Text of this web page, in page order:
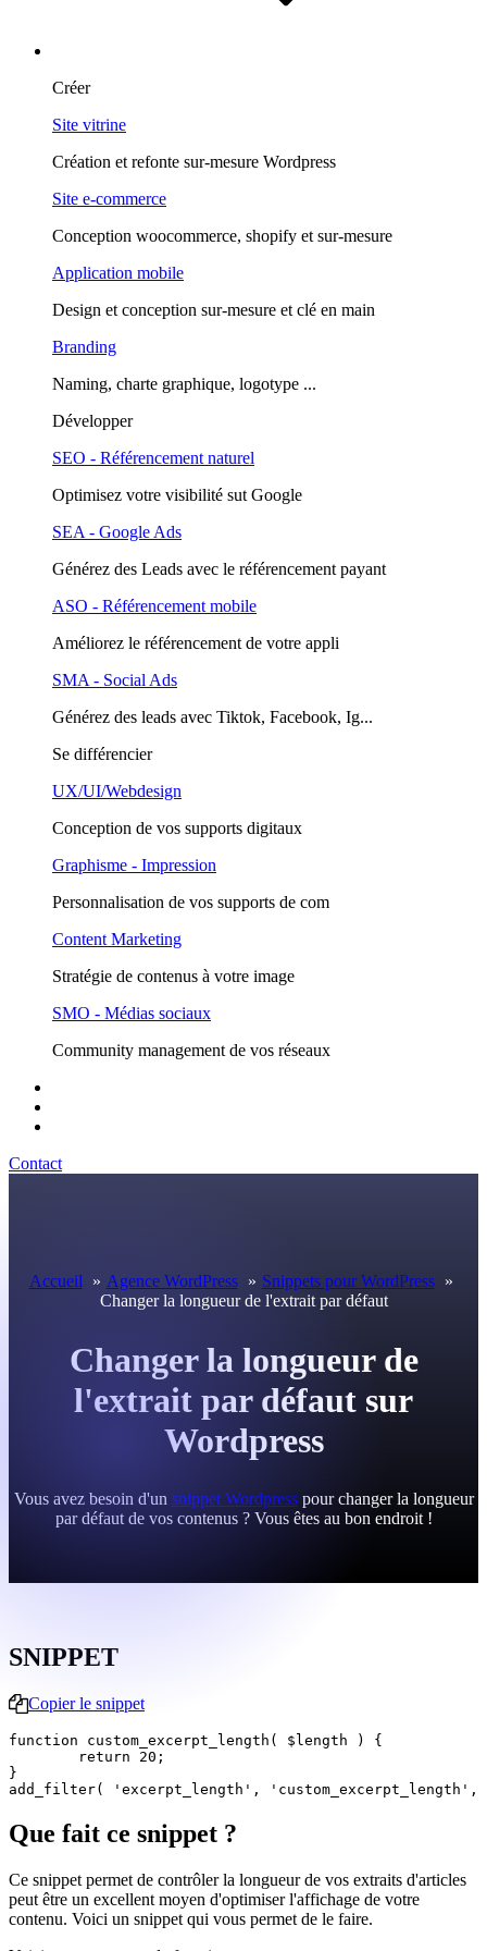
Créer
Site vitrine
Création et refonte sur-mesure Wordpress
Site e-commerce
Conception woocommerce, shopify et sur-mesure
Application mobile
Design et conception sur-mesure et clé en main
Branding
Naming, charte graphique, logotype ...
Développer
SEO - Référencement naturel
Optimisez votre visibilité sut Google
SEA - Google Ads
Générez des Leads avec le référencement payant
ASO - Référencement mobile
Améliorez le référencement de votre appli
SMA - Social Ads
Générez des leads avec Tiktok, Facebook, Ig...
Se différencier
UX/UI/Webdesign
Conception de vos supports digitaux
Graphisme - Impression
Personnalisation de vos supports de com
Content Marketing
Stratégie de contenus à votre image
SMO - Médias sociaux
Community management de vos réseaux
Contact
Accueil Agence WordPress
Snippets pour WordPress
Changer la longueur de l'extrait par défaut
Changer la longueur de
l'extrait par défaut sur
Wordpress
Vous avez besoin d'un snippet Wordpresspour changer la longueur
par défaut de vos contenus ? Vous êtes au bon endroit !
SNIPPET
Copier le snippet
function custom_excerpt_length( $length ) {
}
Que fait ce snippet ?
Ce snippet permet de contrôler la longueur de vos extraits d'articles
peut être un excellent moyen d'optimiser l'affichage de votre
contenu. Voici un snippet qui vous permet de le faire.